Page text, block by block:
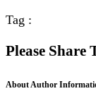
Tag :
Please Share
About Author